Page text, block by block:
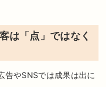
は「点」ではなく
告やSNSでは成果は出に